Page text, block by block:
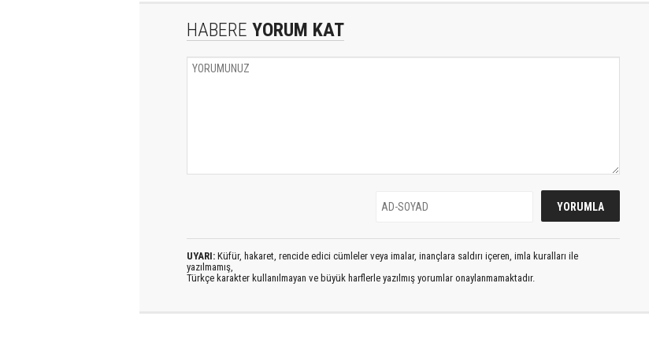
HABERE YORUM KAT
UYARI: Küfür, hakaret, rencide edici cümleler veya imalar, inançlara saldırı içeren, imla kuralları ile
yazılmamış,
Türkçe karakter kullanılmayan ve büyük harflerle yazılmış yorumlar onaylanmamaktadır.